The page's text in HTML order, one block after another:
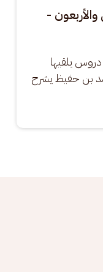
-
يلقيها
بن حفيظ يشرح